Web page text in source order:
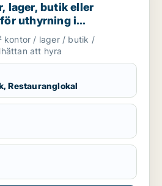
lager, butik eller
uthyrning i
kontor / lager / butik /
att hyra
Restauranglokal